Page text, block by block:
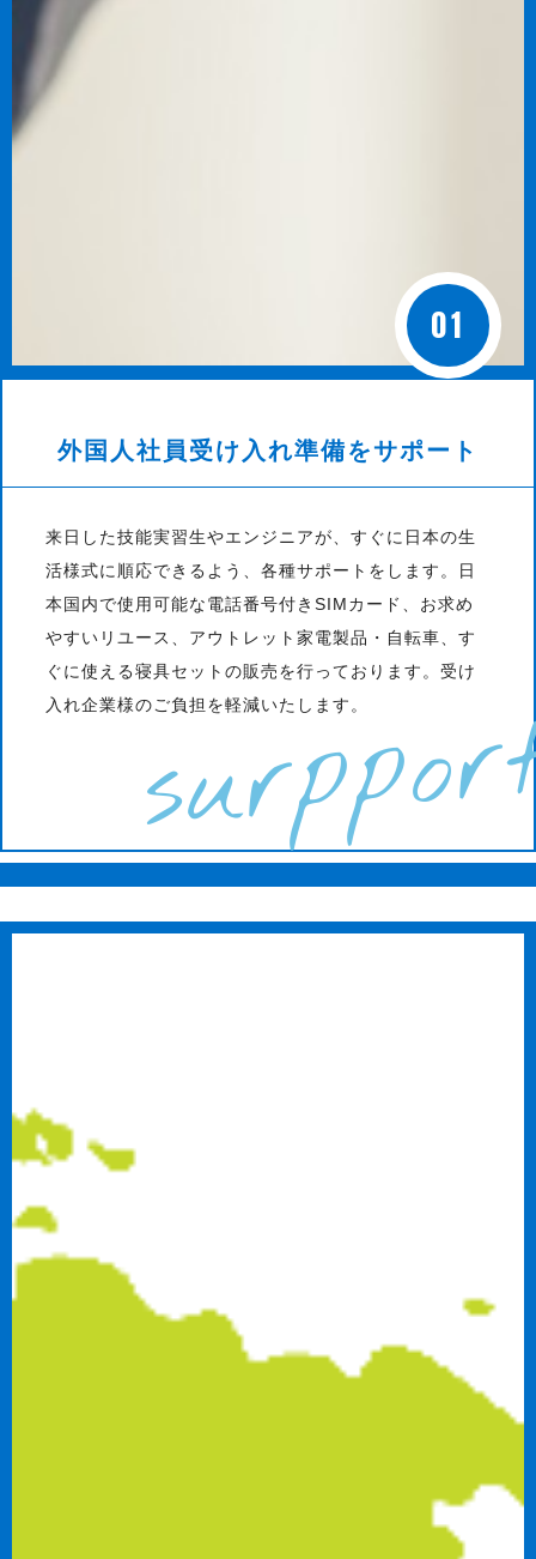
外国人社員受け入れ準備をサポート
01
来日した技能実習生やエンジニアが、すぐに日本の生
活様式に順応できるよう、各種サポートをします。日
本国内で使用可能な電話番号付きSIMカード、お求め
やすいリユース、アウトレット家電製品・自転車、す
ぐに使える寝具セットの販売を行っております。受け
入れ企業様のご負担を軽減いたします。